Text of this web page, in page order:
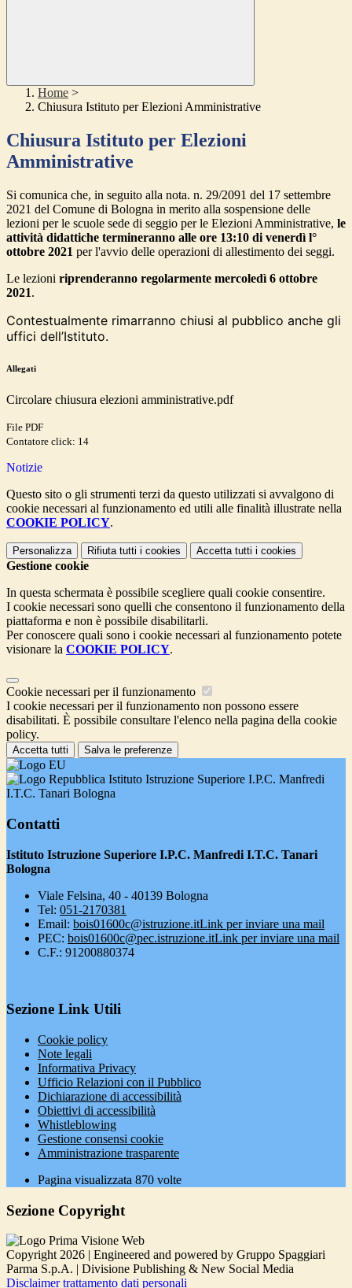
Home >
Chiusura Istituto per Elezioni Amministrative
Chiusura Istituto per Elezioni
Amministrative
Si comunica che, in seguito alla nota. n. 29/2091 del 17 settembre
2021 del Comune di Bologna in merito alla sospensione delle
lezioni per le scuole sede di seggio per le Elezioni Amministrative, le
attività didattiche termineranno alle ore 13:10 di venerdì l°
ottobre 2021 per l'avvio delle operazioni di allestimento dei seggi.
Le lezioni riprenderanno regolarmente mercoledì 6 ottobre
2021.
Contestualmente rimarranno chiusi al pubblico anche gli
uffici dell’Istituto.
Allegati
Circolare chiusura elezioni amministrative.pdf
File PDF
Contatore click: 14
Notizie
Questo sito o gli strumenti terzi da questo utilizzati si avvalgono di
cookie necessari al funzionamento ed utili alle finalità illustrate nella
COOKIE POLICY.
Personalizza Rifiuta tutti i cookies Accetta tutti i cookies
Gestione cookie
In questa schermata è possibile scegliere quali cookie consentire.
I cookie necessari sono quelli che consentono il funzionamento della
piattaforma e non è possibile disabilitarli.
Per conoscere quali sono i cookie necessari al funzionamento potete
visionare la COOKIE POLICY.
Cookie necessari per il funzionamento
I cookie necessari per il funzionamento non possono essere
disabilitati. È possibile consultare l'elenco nella pagina della cookie
policy.
Accetta tutti Salva le preferenze
Istituto Istruzione Superiore I.P.C. Manfredi
I.T.C. Tanari Bologna
Contatti
Istituto Istruzione Superiore I.P.C. Manfredi I.T.C. Tanari
Bologna
Viale Felsina, 40 - 40139 Bologna
Tel: 051-2170381
Email: bois01600c@istruzione.itLink per inviare una mail
PEC: bois01600c@pec.istruzione.itLink per inviare una mail
C.F.: 91200880374
Sezione Link Utili
Cookie policy
Note legali
Informativa Privacy
Ufficio Relazioni con il Pubblico
Dichiarazione di accessibilità
Obiettivi di accessibilità
Whistleblowing
Gestione consensi cookie
Amministrazione trasparente
Pagina visualizzata 870 volte
Sezione Copyright
Copyright 2026 | Engineered and powered by Gruppo Spaggiari
Parma S.p.A. | Divisione Publishing & New Social Media
Disclaimer trattamento dati personali